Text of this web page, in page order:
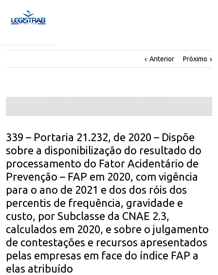
Anterior Próximo
339 – Portaria 21.232, de 2020 – Dispõe
sobre a disponibilização do resultado do
processamento do Fator Acidentário de
Prevenção – FAP em 2020, com vigência
para o ano de 2021 e dos dos róis dos
percentis de frequência, gravidade e
custo, por Subclasse da CNAE 2.3,
calculados em 2020, e sobre o julgamento
de contestações e recursos apresentados
pelas empresas em face do índice FAP a
elas atribuído